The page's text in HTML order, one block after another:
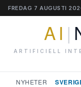
FREDAG 7 AUGUSTI
AI |
ARTIFICIELL
NYHETER